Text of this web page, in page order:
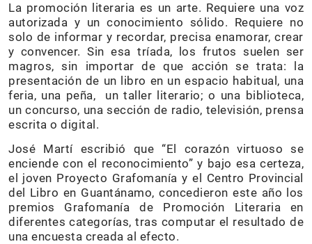
La promoción literaria es un arte. Requiere una voz
autorizada y un conocimiento sólido. Requiere no
solo de informar y recordar, precisa enamorar, crear
y convencer. Sin esa tríada, los frutos suelen ser
magros, sin importar de que acción se trata: la
presentación de un libro en un espacio habitual, una
feria, una peña, un taller literario; o una biblioteca,
un concurso, una sección de radio, televisión, prensa
escrita o digital.
José Martí escribió que “El corazón virtuoso se
enciende con el reconocimiento” y bajo esa certeza,
el joven Proyecto Grafomanía y el Centro Provincial
del Libro en Guantánamo, concedieron este año los
premios Grafomanía de Promoción Literaria en
diferentes categorías, tras computar el resultado de
una encuesta creada al efecto.